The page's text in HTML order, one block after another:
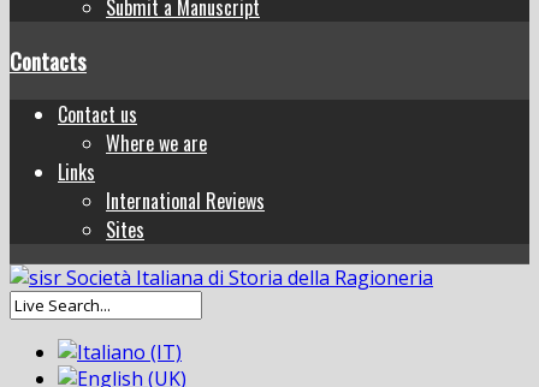
Submit a Manuscript
Contacts
Contact us
Where we are
Links
International Reviews
Sites